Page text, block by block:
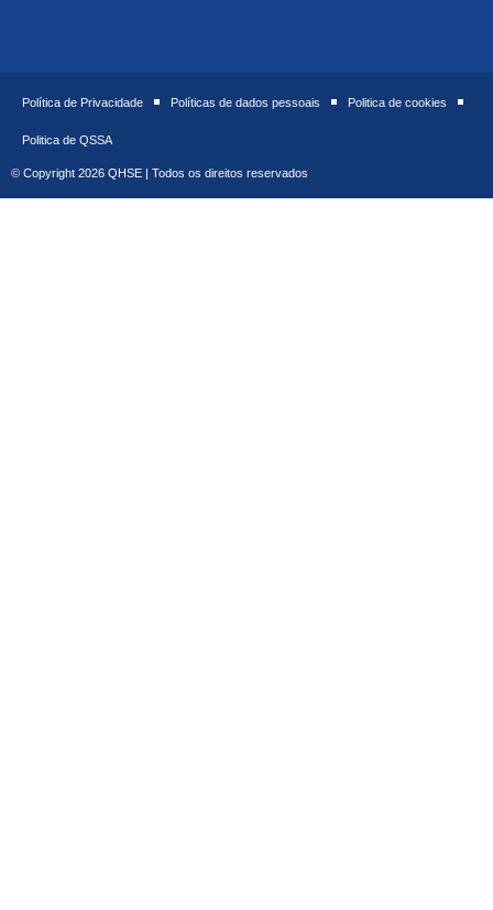
© Copyright 2026 QHSE | Todos os direitos reservados
Política de Privacidade Políticas de dados pessoais Politica de cookies
Politica de QSSA